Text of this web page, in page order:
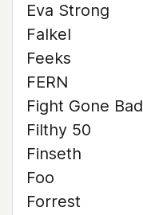
Eva Strong
Falkel
Feeks
FERN
Fight Gone Bad
Filthy 50
Finseth
Foo
Forrest